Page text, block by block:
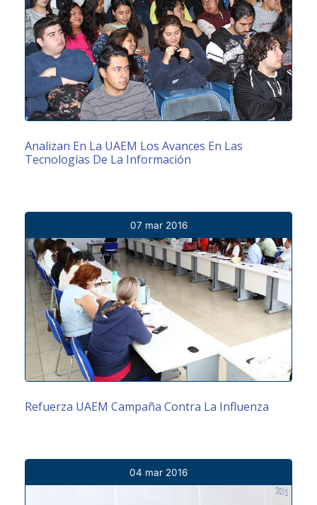
Analizan En La UAEM Los Avances En Las
Tecnologías De La Información
07 mar 2016
Refuerza UAEM Campaña Contra La Influenza
04 mar 2016